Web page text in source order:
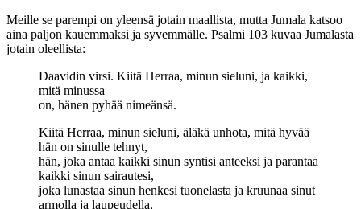
Meille se parempi on yleensä jotain maallista, mutta Jumala katsoo
aina paljon kauemmaksi ja syvemmälle. Psalmi 103 kuvaa Jumalasta
jotain oleellista:
Daavidin virsi. Kiitä Herraa, minun sieluni, ja kaikki,
mitä minussa
on, hänen pyhää nimeänsä.
Kiitä Herraa, minun sieluni, äläkä unhota, mitä hyvää
hän on sinulle tehnyt,
hän, joka antaa kaikki sinun syntisi anteeksi ja parantaa
kaikki sinun sairautesi,
joka lunastaa sinun henkesi tuonelasta ja kruunaa sinut
armolla ja laupeudella,